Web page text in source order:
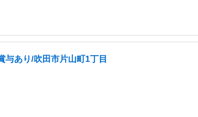
与あり/吹田市片山町1丁目